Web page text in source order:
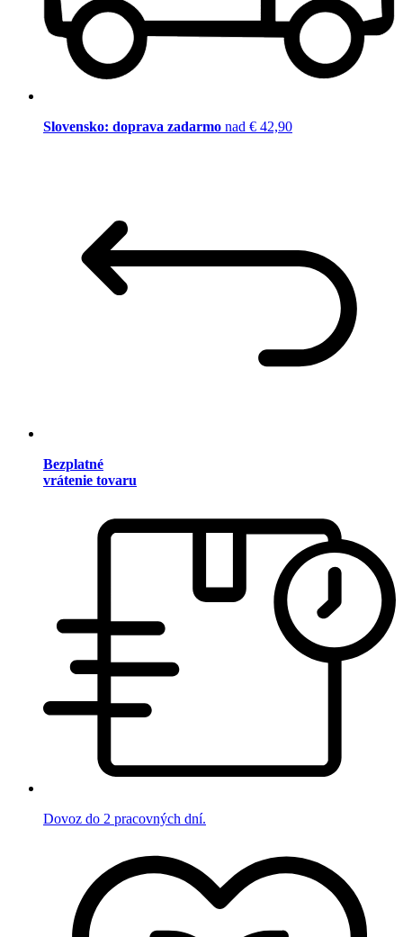
Slovensko: doprava zadarmo nad € 42,90
Bezplatné
vrátenie tovaru
Dovoz do 2 pracovných dní.